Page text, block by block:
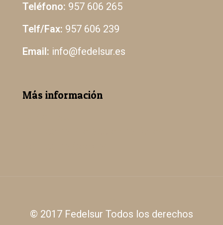
Teléfono: 957 606 265
Telf/Fax: 957 606 239
Email: info@fedelsur.es
Más información
© 2017 Fedelsur Todos los derechos